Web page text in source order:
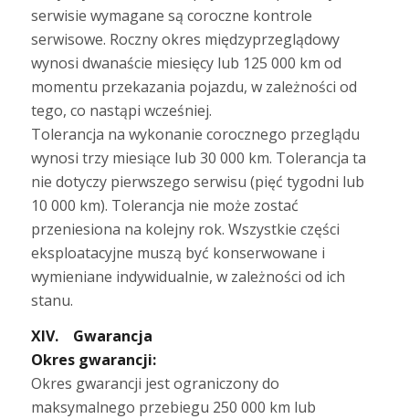
serwisie wymagane są coroczne kontrole
serwisowe. Roczny okres międzyprzeglądowy
wynosi dwanaście miesięcy lub 125 000 km od
momentu przekazania pojazdu, w zależności od
tego, co nastąpi wcześniej.
Tolerancja na wykonanie corocznego przeglądu
wynosi trzy miesiące lub 30 000 km. Tolerancja ta
nie dotyczy pierwszego serwisu (pięć tygodni lub
10 000 km). Tolerancja nie może zostać
przeniesiona na kolejny rok. Wszystkie części
eksploatacyjne muszą być konserwowane i
wymieniane indywidualnie, w zależności od ich
stanu.
XIV. Gwarancja
Okres gwarancji:
Okres gwarancji jest ograniczony do
maksymalnego przebiegu 250 000 km lub